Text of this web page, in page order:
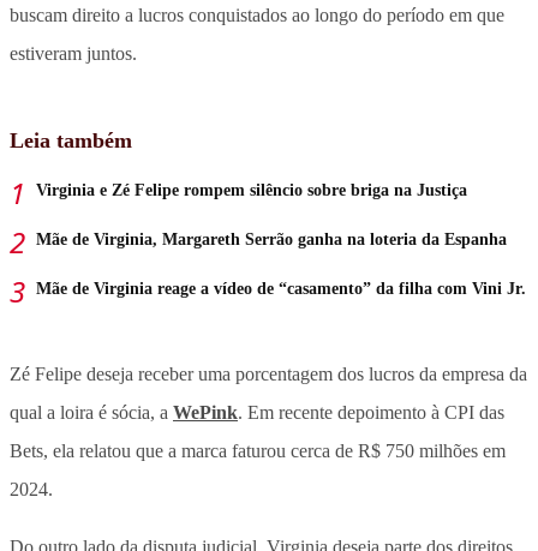
buscam direito a lucros conquistados ao longo do período em que
estiveram juntos.
Leia também
Virginia e Zé Felipe rompem silêncio sobre briga na Justiça
Mãe de Virginia, Margareth Serrão ganha na loteria da Espanha
Mãe de Virginia reage a vídeo de “casamento” da filha com Vini Jr.
Zé Felipe deseja receber uma porcentagem dos lucros da empresa da
qual a loira é sócia, a WePink. Em recente depoimento à CPI das
Bets, ela relatou que a marca faturou cerca de R$ 750 milhões em
2024.
Do outro lado da disputa judicial, Virginia deseja parte dos direitos